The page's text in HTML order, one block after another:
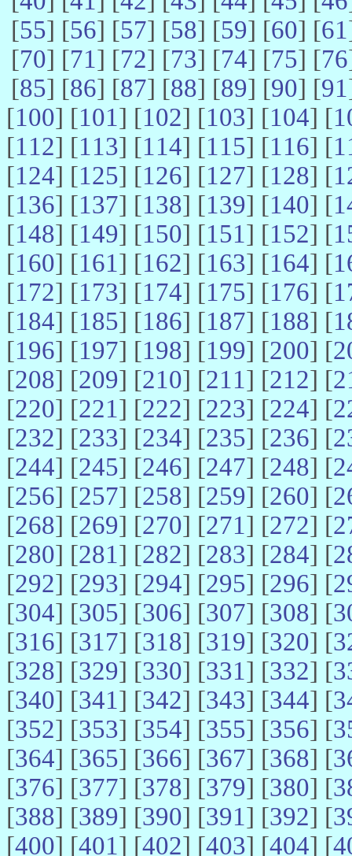
[55] [56] [57] [58] [59] [60] [61
[70] [71] [72] [73] [74] [75] [76
[85] [86] [87] [88] [89] [90] [91
[100] [101] [102] [103] [104] [
[112] [113] [114] [115] [116] [
[124] [125] [126] [127] [128] [
[136] [137] [138] [139] [140] [
[148] [149] [150] [151] [152] [
[160] [161] [162] [163] [164] [
[172] [173] [174] [175] [176] [
[184] [185] [186] [187] [188] [
[196] [197] [198] [199] [200] [
[208] [209] [210] [211] [212] [
[220] [221] [222] [223] [224] [
[232] [233] [234] [235] [236] [
[244] [245] [246] [247] [248] [
[256] [257] [258] [259] [260] [
[268] [269] [270] [271] [272] [
[280] [281] [282] [283] [284] [
[292] [293] [294] [295] [296] [
[304] [305] [306] [307] [308] [
[316] [317] [318] [319] [320] [
[328] [329] [330] [331] [332] [
[340] [341] [342] [343] [344] [
[352] [353] [354] [355] [356] [
[364] [365] [366] [367] [368] [
[376] [377] [378] [379] [380] [
[388] [389] [390] [391] [392] [
[400] [401] [402] [403] [404] [